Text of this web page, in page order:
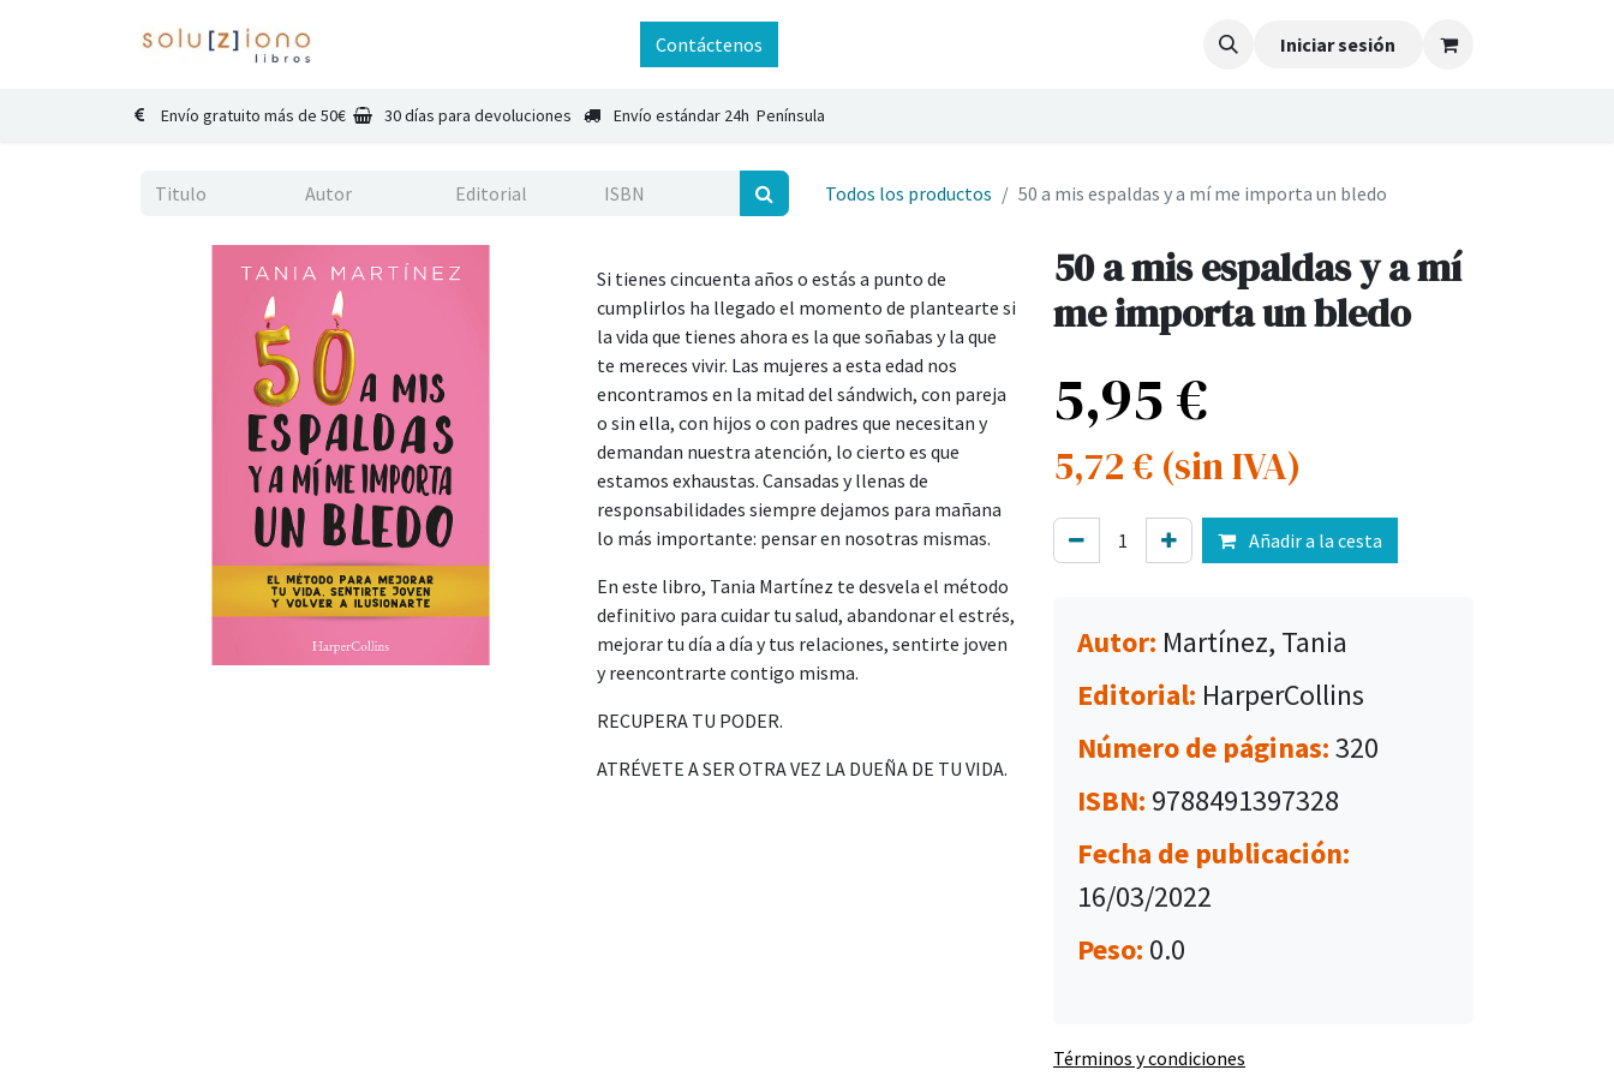
Contáctenos Iniciar sesión
Envío gratuito más de 50€ 30 días para devoluciones Envío estándar 24h Península
Todos los productos 50 a mis espaldas y a mí me importa un bledo
Si tienes cincuenta años o estás a punto de
cumplirlos ha llegado el momento de plantearte si
la vida que tienes ahora es la que soñabas y la que
te mereces vivir. Las mujeres a esta edad nos
encontramos en la mitad del sándwich, con pareja
o sin ella, con hijos o con padres que necesitan y
demandan nuestra atención, lo cierto es que
estamos exhaustas. Cansadas y llenas de
responsabilidades siempre dejamos para mañana
lo más importante: pensar en nosotras mismas.
En este libro, Tania Martínez te desvela el método
definitivo para cuidar tu salud, abandonar el estrés,
mejorar tu día a día y tus relaciones, sentirte joven
y reencontrarte contigo misma.
RECUPERA TU PODER.
ATRÉVETE A SER OTRA VEZ LA DUEÑA DE TU VIDA.
50 a mis espaldas y a mí
me importa un bledo
5,95€
5,72€ (sin IVA)
Añadir a la cesta
Autor: Martínez, Tania
Editorial: HarperCollins
Número de páginas:320
ISBN: 9788491397328
Fecha de publicación:
16/03/2022
Peso: 0.0
Términos y condiciones